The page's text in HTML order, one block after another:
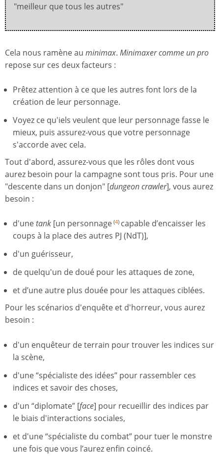
"meilleur que tous les autres"
Cela nous ramène au minimax. Minimaxercomme un pro
repose sur ces deux facteurs :
Prêtez attention à ce que les autres font lors de la
création de leur personnage.
Voyez ce qu'iels veulent que leur personnage fasse le
mieux, puis assurez-vous que votre personnage
s'accorde avec cela.
Tout d'abord, assurez-vous que les rôles dont vous
aurez besoin pour la campagne sont tous pris. Pour une
"descente dans un donjon" [dungeon crawler], vous aurez
besoin :
d'unetank [un personnage (4) capable d’encaisser les
coups à la place des autres PJ (NdT)],
d'un guérisseur,
de quelqu'un de doué pour les attaques de zone,
et d’une autre plus douée pour les attaques ciblées.
Pour les scénarios d'enquête et d'horreur, vous aurez
besoin :
d'un enquêteur de terrain pour trouver les indices sur
la scène,
d'une “spécialiste des idées” pour rassembler ces
indices et savoir des choses,
d'un “diplomate” [face] pour recueillir des indices par
le biais d'interactions sociales,
et d'une “spécialiste du combat” pour tuer le monstre
une fois que vous l’aurez enfin coincé.